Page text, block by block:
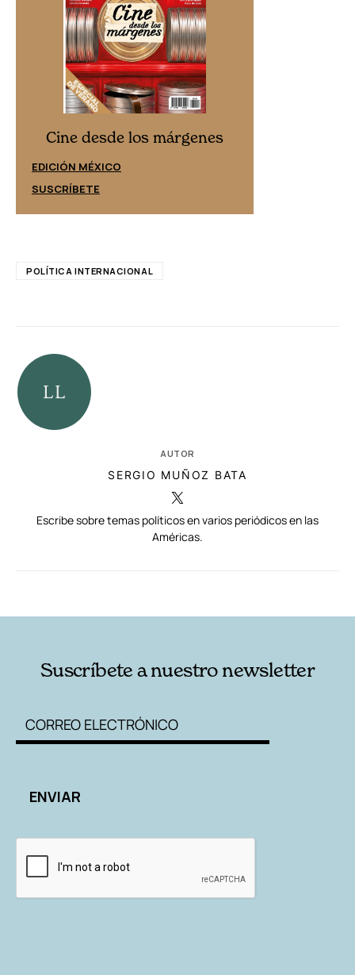
Cine desde los márgenes
EDICIÓN MÉXICO
SUSCRÍBETE
POLÍTICA INTERNACIONAL
AUTOR
SERGIO MUÑOZ BATA
Escribe sobre temas políticos en varios periódicos en las
Américas.
Suscríbete a nuestro newsletter